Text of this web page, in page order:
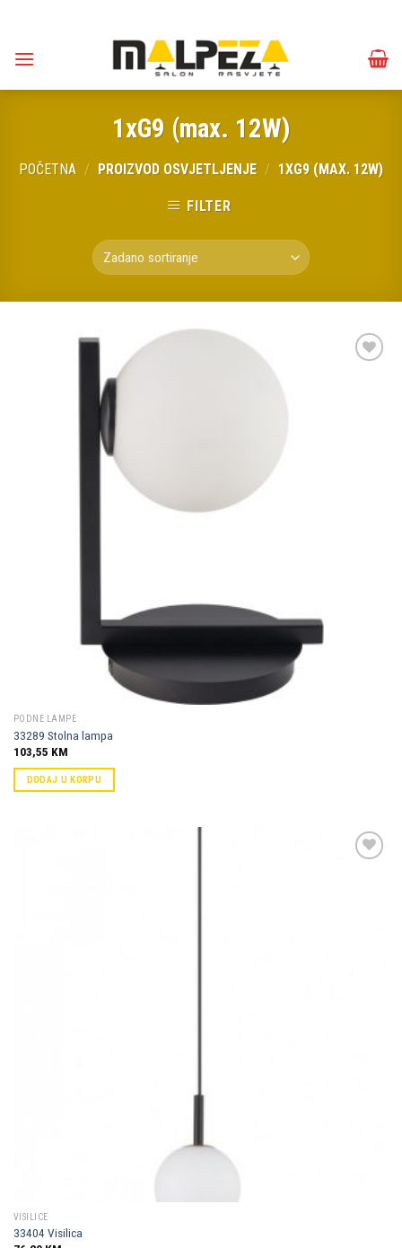
content
1xG9 (max. 12W)
POČETNA / PROIZVOD OSVJETLJENJE / 1XG9 (MAX. 12W)
FILTER
PODNE LAMPE
33289 Stolna lampa
103,55 KM
DODAJ U KORPU
VISILICE
33404 Visilica